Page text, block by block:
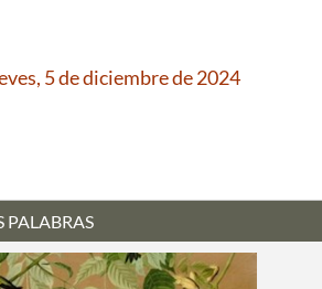
5 de diciembre de 2024
PALABRAS